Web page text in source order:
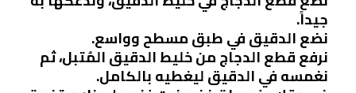
جيداً.
نضع الدقيق في طبق مسطح وواسع.
نرفع قطع الدجاج من خليط الدقيق المُتبل، ثم
نغمسه في الدقيق ليغطيه بالكامل.